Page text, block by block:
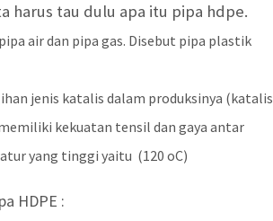
harus tau dulu apa itu pipa hdpe.
air dan pipa gas. Disebut pipa plastik
jenis katalis dalam produksinya (katalis
kekuatan tensil dan gaya antar
yang tinggi yaitu (120 oC)
HDPE :